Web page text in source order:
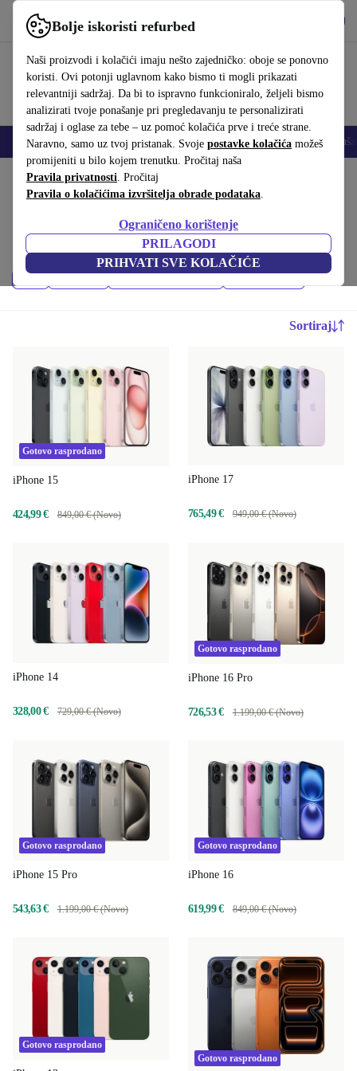
Bolje iskoristi refurbed
Naši proizvodi i kolačići imaju nešto zajedničko: oboje se ponovno
koristi. Ovi potonji uglavnom kako bismo ti mogli prikazati
relevantniji sadržaj. Da bi to ispravno funkcioniralo, željeli bismo
analizirati tvoje ponašanje pri pregledavanju te personalizirati
sadržaj i oglase za tebe – uz pomoć kolačića prve i treće strane.
Naravno, samo uz tvoj pristanak. Svoje postavke kolačića možeš
promijeniti u bilo kojem trenutku. Pročitaj naša
Pravila privatnosti. Pročitaj
Pravila o kolačićima izvršitelja obrade podataka.
Ograničeno korištenje
PRILAGODI
PRIHVATI SVE KOLAČIĆE
Koristi refurbed brzo i jednostavno
Mobiteli Prijenosna računala Tableti Pametni satovi Dodaci
Početna stranica Proizvodi Mobiteli i pametni telefoni
Obnovljeni iPhonei – jeftiniji od novih, bolji od rabljenih, minimalno 12
mjeseci jamstva
Sortiraj
Gotovo rasprodano
iPhone 15
424,99 € 849,00 € (Novo)
iPhone 17
765,49 € 949,00 € (Novo)
iPhone 14
328,00 € 729,00 € (Novo)
Gotovo rasprodano
iPhone 16 Pro
726,53 € 1.199,00 € (Novo)
Gotovo rasprodano
iPhone 15 Pro
543,63 € 1.199,00 € (Novo)
Gotovo rasprodano
iPhone 16
619,99 € 849,00 € (Novo)
Gotovo rasprodano
Gotovo rasprodano